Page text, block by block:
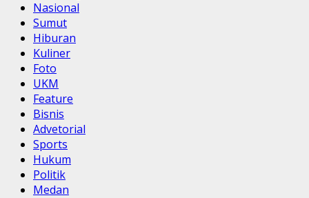
Nasional
Sumut
Hiburan
Kuliner
Foto
UKM
Feature
Bisnis
Advetorial
Sports
Hukum
Politik
Medan